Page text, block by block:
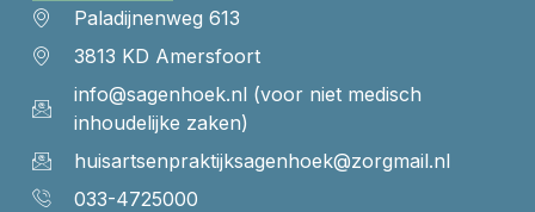
Paladijnenweg 613
3813 KD Amersfoort
info@sagenhoek.nl (voor niet medisch
inhoudelijke zaken)
huisartsenpraktijk​sagenhoek​@zorgmail.nl
033-4725000